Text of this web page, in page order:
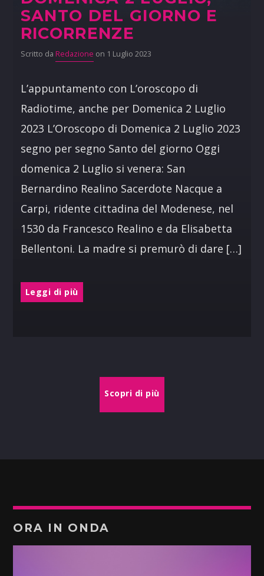
SANTO DEL GIORNO E
RICORRENZE
Scritto da Redazione on 1 Luglio 2023
L’appuntamento con L’oroscopo di
Radiotime, anche per Domenica 2 Luglio
2023 L’Oroscopo di Domenica 2 Luglio 2023
segno per segno Santo del giorno Oggi
domenica 2 Luglio si venera: San
Bernardino Realino Sacerdote Nacque a
Carpi, ridente cittadina del Modenese, nel
1530 da Francesco Realino e da Elisabetta
Bellentoni. La madre si premurò di dare […]
Leggi di più
Scopri di più
ORA IN ONDA